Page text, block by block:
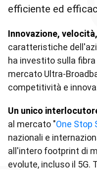
efficiente ed
Innovazione,
caratteristiche
ha investito sulla
mercato Ultra-
competitività e
Un unico
al mercato "One Stop
nazionali e
all'intero footprint di
evolute, incluso il